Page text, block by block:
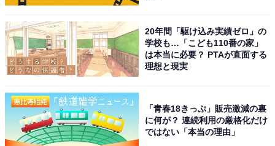
1位には、2026年1月12日からスタートした『ヤンド
選ばれました。月9ドラマとして放送される作品で、橋
本さんは同枠で初主演を担当します。
20年間「駆け込み実績ゼロ」の
学校も…「こども110番の家」
は本当に必要？ PTAが直面する
理想と現実
「青春18きっぷ」販売激減の裏
に何が？ 連続利用の厳格化だけ
ではない「本当の理由」